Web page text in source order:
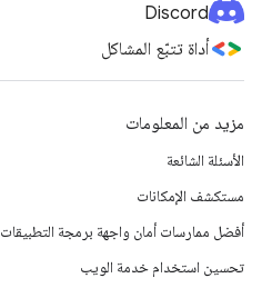
Discord
أداة تتبّع المشاكل
مزيد من المعلومات
الأسئلة الشائعة
مستكشف الإمكانات
أفضل ممارسات أمان واجهة برمجة التطبيقات
تحسين استخدام خدمة الويب